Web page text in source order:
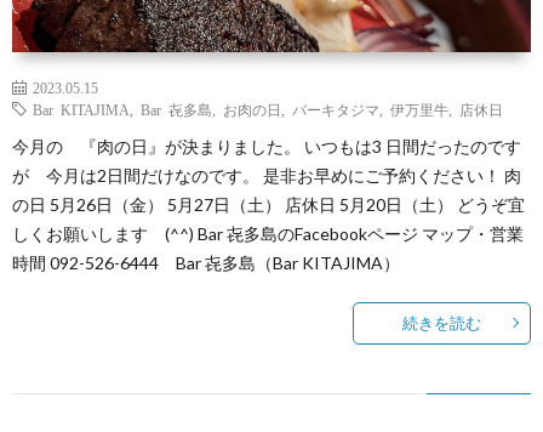
は
し）
の
く
り
た
ー
お
は
し
キ
の
ご
ょ
プ・
業
時
2023.05.15
Bar KITAJIMA
Bar 㐂多島 お肉の日 バーキタジマ 伊万里牛 店休日
今月の 『肉の日』が決まりました。 いつもは3 日間だったのです
が 今月は2日間だけなのです。 是非お早めにご予約ください！ 肉
の日 5月26日（金） 5月27日（土） 店休日 5月20日（土） どうぞ宜
しくお願いします (^^) Bar 㐂多島のFacebookページ マップ・営業
時間 092-526-6444 Bar 㐂多島（Bar KITAJIMA）
続きを読む